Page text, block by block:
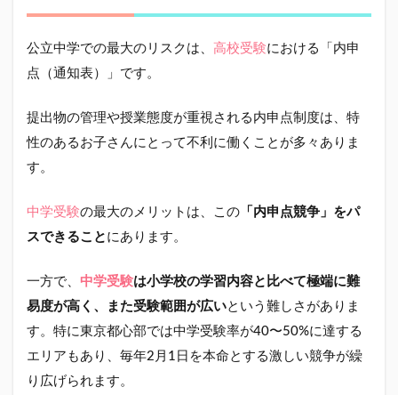
公立中学での最大のリスクは、 高校受験における「内申
点（通知表）」です。
提出物の管理や授業態度が重視される内申点制度は、特
性のあるお子さんにとって不利に働くことが多々ありま
す。
中学受験の最大のメリットは、この 「内申点競争」をパ
スできること にあります。
一方で、 中学受験は小学校の学習内容と比べて極端に難
易度が高 く、また受験範囲が広いという難しさがありま
す。特に東京都心部では中学受験率が40〜50%に達する
エリアもあり、毎年2月1日を本命とする激しい競争が繰
り広げられます。